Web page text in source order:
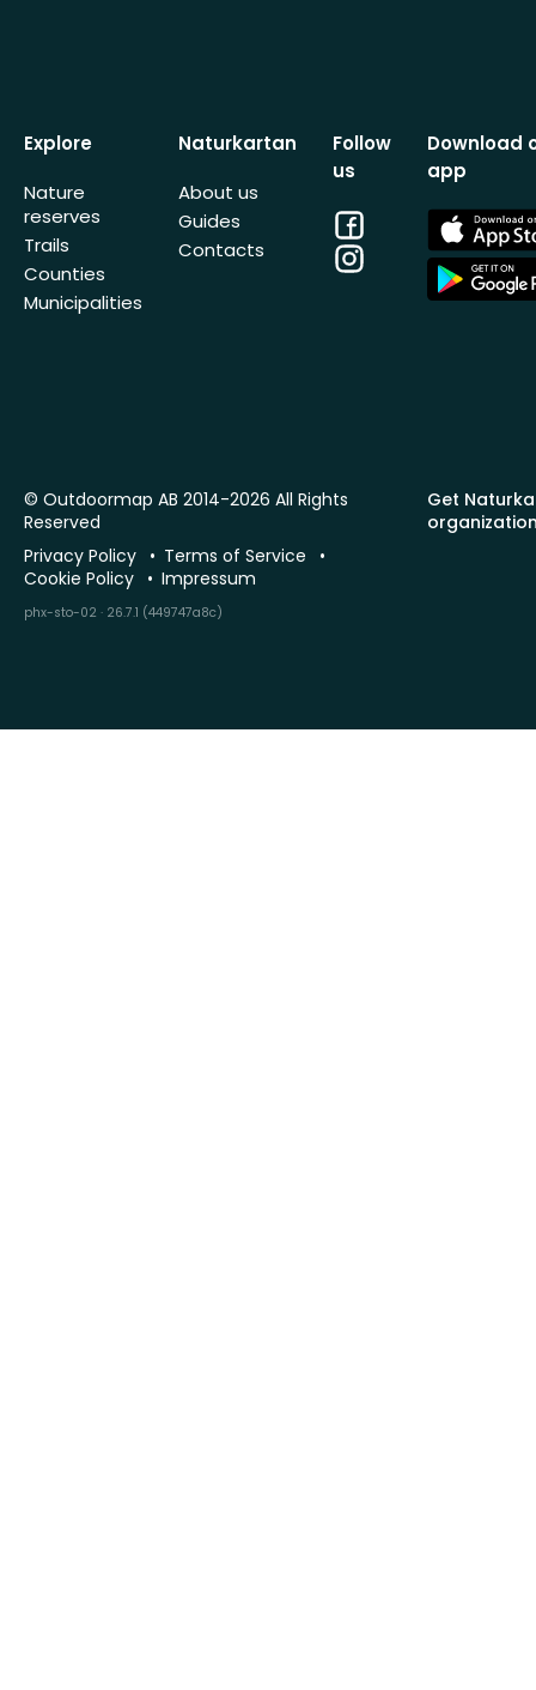
Explore
Nature
reserves
Trails
Counties
Municipalities
Naturkartan
About us
Guides
Contacts
Follow
us
Facebook
Instagram
Download
app
App
Store
App
Store
Get
© Outdoormap AB 2014-2026 All Rights
Reserved
Privacy Policy
Terms of Service
Cookie Policy
Impressum
phx-sto-02 · 26.7.1 (449747a8c)